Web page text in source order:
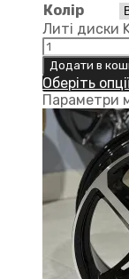
Колір
Литі диски
Додати в
Оберіть
Параметри